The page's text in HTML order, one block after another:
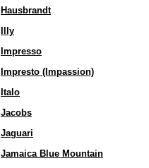
Hausbrandt
Illy
Impresso
Impresto (Impassion)
Italo
Jacobs
Jaguari
Jamaica Blue Mountain